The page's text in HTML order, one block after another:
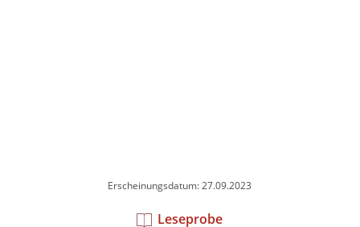
Erscheinungsdatum: 27.09.2023
Leseprobe